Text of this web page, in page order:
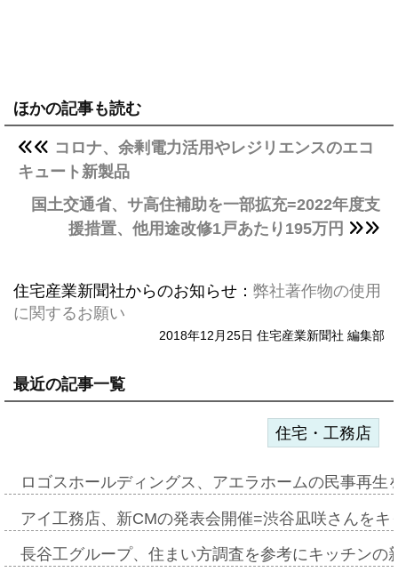
ほかの記事も読む
コロナ、余剰電力活用やレジリエンスのエコ
キュート新製品
国土交通省、サ高住補助を一部拡充=2022年度支
援措置、他用途改修1戸あたり195万円
住宅産業新聞社からのお知らせ： 弊社著作物の使用
に関するお願い
2018年12月25日 住宅産業新聞社 編集部
最近の記事一覧
住宅・工務店
ロゴスホールディングス、アエラホームの民事再
アイ工務店、新CMの発表会開催=渋谷凪咲さんを
長谷工グループ、住まい方調査を参考にキッチン